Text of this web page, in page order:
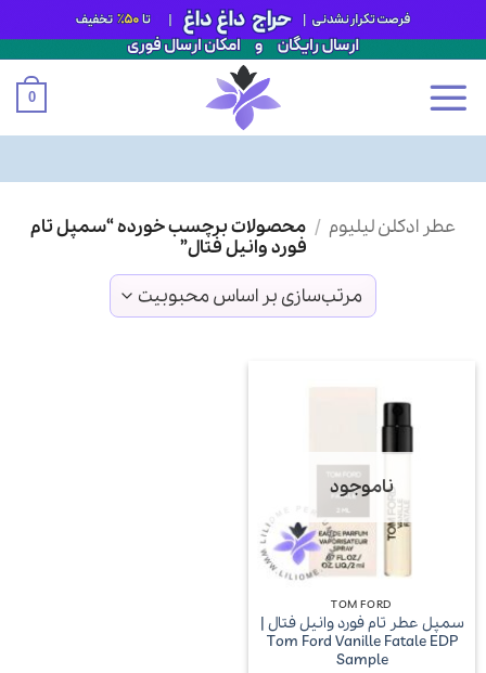
0
عطر ادکلن لیلیوم / محصولات برچسب خورده “سمپل تام
فورد وانیل فتال”
ناموجود
TOM FORD
سمپل عطر تام فورد وانیل فتال |
Tom Ford Vanille Fatale EDP
Sample